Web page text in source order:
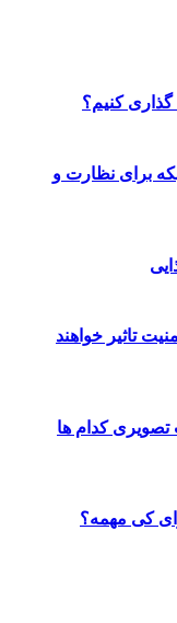
کنیم؟
برای نظارت و
2022 بر بخش امنیت تاثیر خواهند
کدام ها
کی مهمه؟